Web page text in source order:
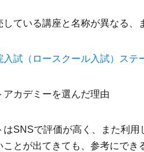
ている講座と名称が異なる、
入試（ロースクール入試）ステ
アカデミーを選んだ理由
はSNSで評価が高く、また利
ことが出てきても、参考にでき